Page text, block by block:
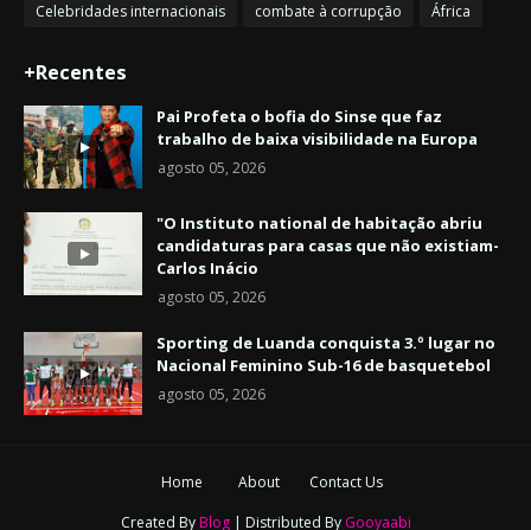
Celebridades internacionais
combate à corrupção África
+Recentes
Pai Profeta o bofia do Sinse que faz
trabalho de baixa visibilidade na Europa
agosto 05, 2026
"O Instituto national de habitação abriu
candidaturas para casas que não existiam-
Carlos Inácio
agosto 05, 2026
Sporting de Luanda conquista 3.º lugar no
Nacional Feminino Sub-16 de basquetebol
agosto 05, 2026
Home About
Contact Us
Created By Blog| Distributed By Gooyaabi